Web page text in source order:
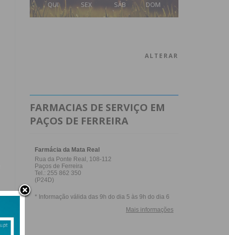
QUI SEX SÁB DOM
ALTERAR
FARMACIAS DE SERVIÇO EM
PAÇOS DE FERREIRA